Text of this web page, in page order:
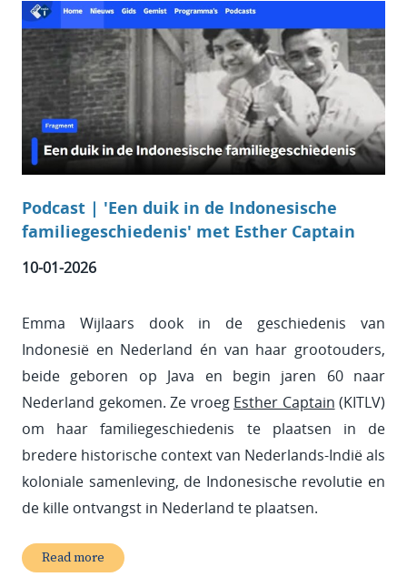
Podcast | 'Een duik in de Indonesische
familiegeschiedenis' met Esther Captain
10-01-2026
Emma Wijlaars dook in de geschiedenis van
Indonesië en Nederland én van haar grootouders,
beide geboren op Java en begin jaren 60 naar
Nederland gekomen. Ze vroeg Esther Captain (KITLV)
om haar familiegeschiedenis te plaatsen in de
bredere historische context van Nederlands-Indië als
koloniale samenleving, de Indonesische revolutie en
de kille ontvangst in Nederland te plaatsen.
Read more